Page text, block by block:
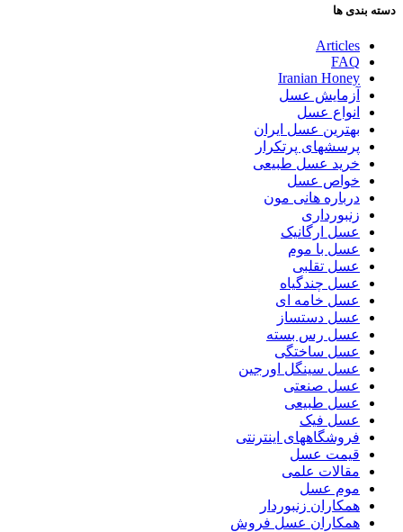
دسته بندی ها
Articles
FAQ
Iranian Honey
آزمایش عسل
انواع عسل
بهترین عسل ایران
پرسشهای پرتکرار
خرید عسل طبیعی
خواص عسل
درباره هانی مون
زنبورداری
عسل ارگانیک
عسل با موم
عسل تقلبی
عسل چندگیاه
عسل خامه ای
عسل دستساز
عسل رس بسته
عسل ساختگی
عسل سینگل اورجین
عسل صنعتی
عسل طبیعی
عسل فیک
فروشگاههای اینترنتی
قیمت عسل
مقالات علمی
موم عسل
همکاران زنبوردار
همکاران عسل فروش